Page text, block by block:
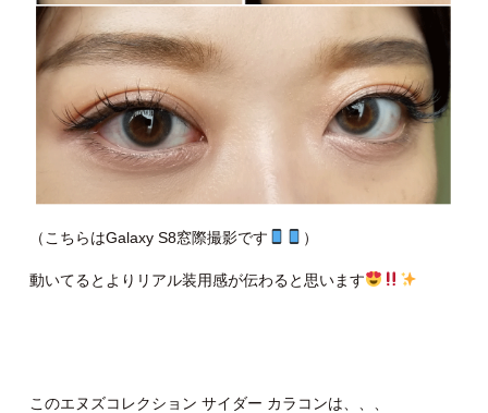
（こちらはGalaxy S8窓際撮影です ）
動いてるとよりリアル装用感が伝わると思います
このエヌズコレクション サイダー カラコンは、、、